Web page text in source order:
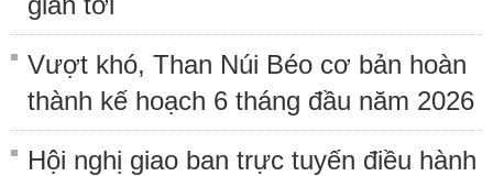
Vượt khó, Than Núi Béo cơ bản hoàn
thành kế hoạch 6 tháng đầu năm 2026
Hội nghị giao ban trực tuyến điều hành